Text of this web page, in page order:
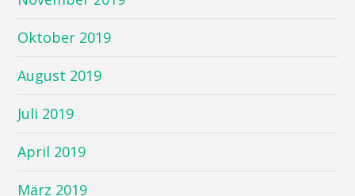
Oktober 2019
August 2019
Juli 2019
April 2019
März 2019